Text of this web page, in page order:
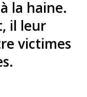
la haine.
il leur
victimes